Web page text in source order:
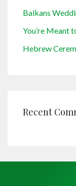
Balkans
You’re Meant
Hebrew
Recent